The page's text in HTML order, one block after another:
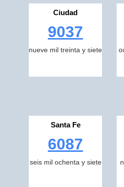
Ciudad
9037
nueve mil treinta y siete
Santa Fe
6087
seis mil ochenta y siete